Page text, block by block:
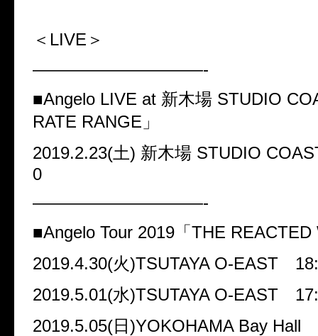
＜LIVE＞
——————————-
■Angelo LIVE at 新木場 STUDIO
RATE RANGE 」
2019.2.23(土) 新木場 STUDIO
0
——————————-
■Angelo Tour 2019 「 THE REACTED
2019.4.30(火)TSUTAYA O-EAST
2019.5.01(水)TSUTAYA O-EAST
2019.5.05(日 )YOKOHAMA Bay Hall